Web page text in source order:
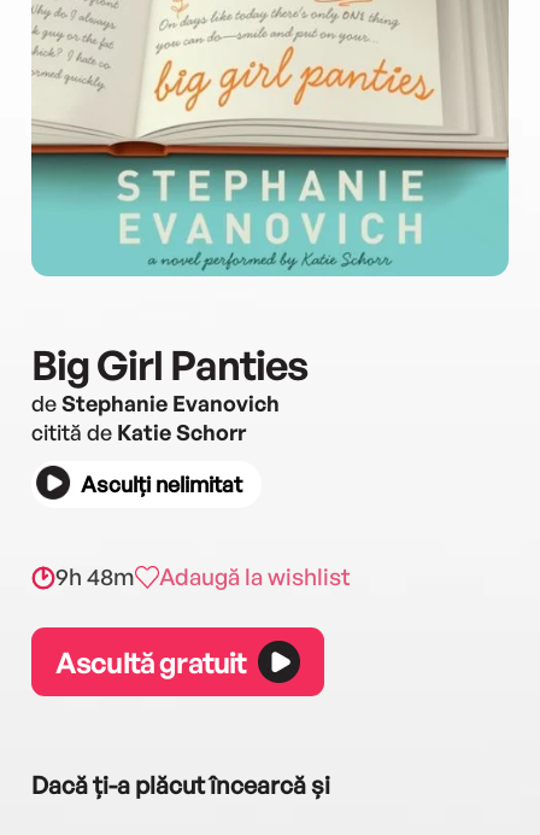
Big Girl Panties
deStephanie Evanovich
citită de Katie Schorr
Asculți nelimitat
9h 48m Adaugă la wishlist
Ascultă gratuit
Dacă ți-a plăcut încearcă și